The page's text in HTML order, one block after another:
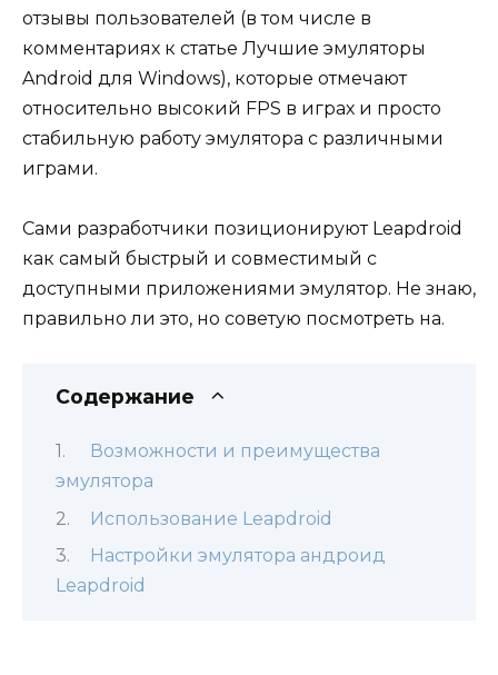
отзывы пользователей (в том числе в
комментариях к статье Лучшие эмуляторы
Android для Windows), которые отмечают
относительно высокий FPS в играх и просто
стабильную работу эмулятора с различными
играми.
Сами разработчики позиционируют Leapdroid
как самый быстрый и совместимый с
доступными приложениями эмулятор. Не знаю,
правильно ли это, но советую посмотреть на.
Содержание
Возможности и преимущества
эмулятора
Использование Leapdroid
Настройки эмулятора андроид
Leapdroid